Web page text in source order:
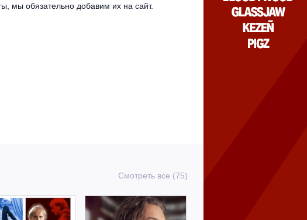
мы обязательно добавим их на сайт.
Смотреть все (75)